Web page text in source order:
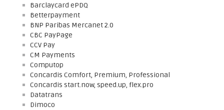
Barclaycard ePDQ
Betterpayment
BNP Paribas Mercanet 2.0
CBC PayPage
CCV Pay
CM Payments
Computop
Concardis Comfort, Premium, Professional
Concardis start.now, speed.up, flex.pro
Datatrans
Dimoco